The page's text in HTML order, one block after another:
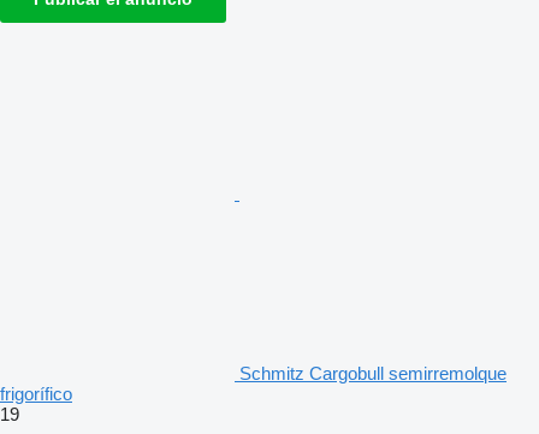
Schmitz Cargobull semirremolque
frigorífico
19